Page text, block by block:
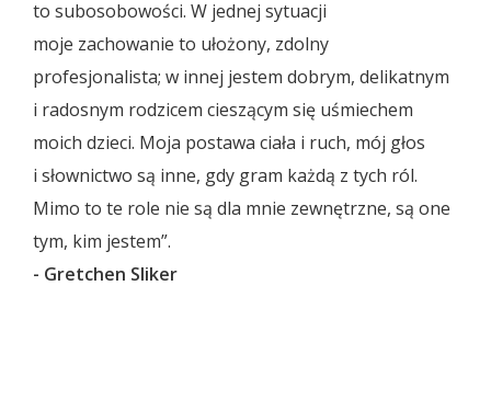
to subosobowości. W jednej sytuacji
moje zachowanie to ułożony, zdolny
profesjonalista; w innej jestem dobrym, delikatnym
i radosnym rodzicem cieszącym się uśmiechem
moich dzieci. Moja postawa ciała i ruch, mój głos
i słownictwo są inne, gdy gram każdą z tych ról.
Mimo to te role nie są dla mnie zewnętrzne, są one
tym, kim jestem”.
- Gretchen Sliker